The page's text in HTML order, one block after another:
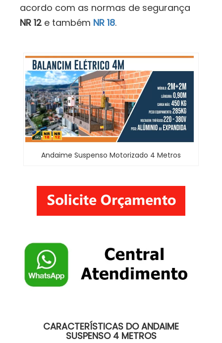
acordo com as normas de segurança
NR 12 e também NR 18.
Andaime Suspenso Motorizado 4 Metros
CARACTERÍSTICAS DO ANDAIME
SUSPENSO 4 METROS